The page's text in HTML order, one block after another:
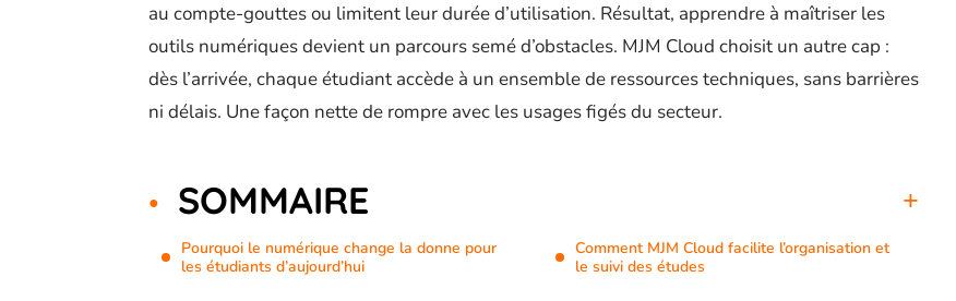
au compte-gouttes ou limitent leur durée d’utilisation. Résultat, apprendre à maîtriser les
outils numériques devient un parcours semé d’obstacles. MJM Cloud choisit un autre cap :
dès l’arrivée, chaque étudiant accède à un ensemble de ressources techniques, sans barrières
ni délais. Une façon nette de rompre avec les usages figés du secteur.
SOMMAIRE
Pourquoi le numérique change la donne pour
les étudiants d’aujourd’hui
Comment MJM Cloud facilite l’organisation et
le suivi des études